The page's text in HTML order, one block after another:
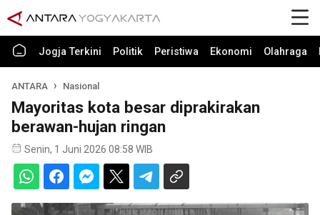
Jogja Terkini Politik Peristiwa Ekonomi Olahraga
ANTARA Nasional
Mayoritas kota besar diprakirakan
berawan-hujan ringan
Senin, 1 Juni 2026 08:58 WIB